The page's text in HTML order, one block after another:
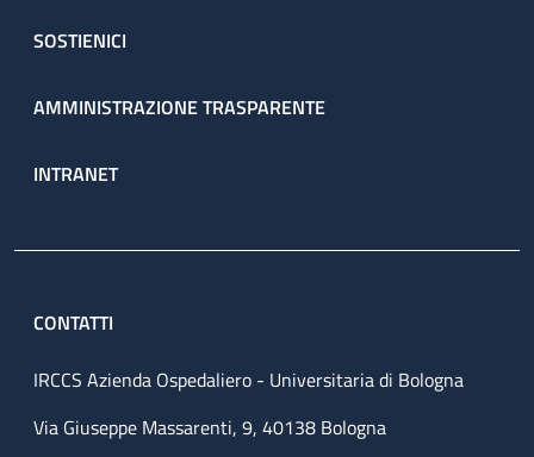
SOSTIENICI
AMMINISTRAZIONE TRASPARENTE
INTRANET
CONTATTI
IRCCS Azienda Ospedaliero - Universitaria di Bologna
Via Giuseppe Massarenti, 9, 40138 Bologna